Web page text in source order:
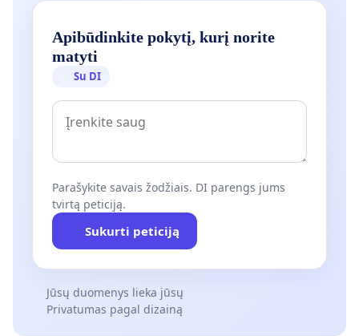
Apibūdinkite pokytį, kurį norite
matyti
Su DI
Parašykite savais žodžiais. DI parengs jums
tvirtą peticiją.
Sukurti peticiją
Jūsų duomenys lieka jūsų
Privatumas pagal dizainą